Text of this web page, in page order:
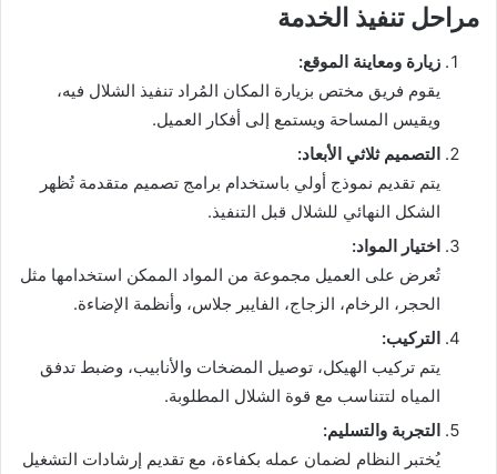
مراحل تنفيذ الخدمة
زيارة ومعاينة الموقع:
يقوم فريق مختص بزيارة المكان المُراد تنفيذ الشلال فيه،
ويقيس المساحة ويستمع إلى أفكار العميل.
التصميم ثلاثي الأبعاد:
يتم تقديم نموذج أولي باستخدام برامج تصميم متقدمة تُظهر
الشكل النهائي للشلال قبل التنفيذ.
اختيار المواد:
تُعرض على العميل مجموعة من المواد الممكن استخدامها مثل
الحجر، الرخام، الزجاج، الفايبر جلاس، وأنظمة الإضاءة.
التركيب:
يتم تركيب الهيكل، توصيل المضخات والأنابيب، وضبط تدفق
المياه لتتناسب مع قوة الشلال المطلوبة.
التجربة والتسليم:
يُختبر النظام لضمان عمله بكفاءة، مع تقديم إرشادات التشغيل